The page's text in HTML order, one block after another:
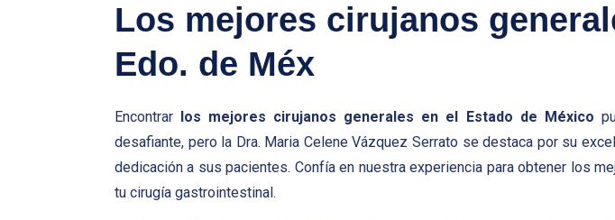
Los mejores cirujanos
Edo. de Méx
Encontrar los mejores cirujanos generales en el Estado de México
desafiante, pero la Dra. Maria Celene Vázquez Serrato se destaca por su
dedicación a sus pacientes. Confía en nuestra experiencia para obtener los
tu cirugía gastrointestinal.